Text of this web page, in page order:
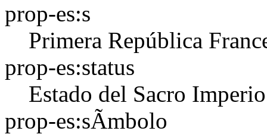
prop-es:s
Primera República
prop-es:status
Estado del Sacro
prop-es:sÃ­mbolo